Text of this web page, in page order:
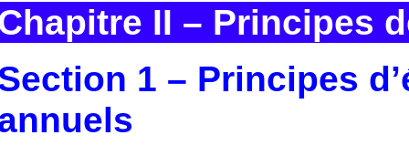
II – Principes
1 – Principes